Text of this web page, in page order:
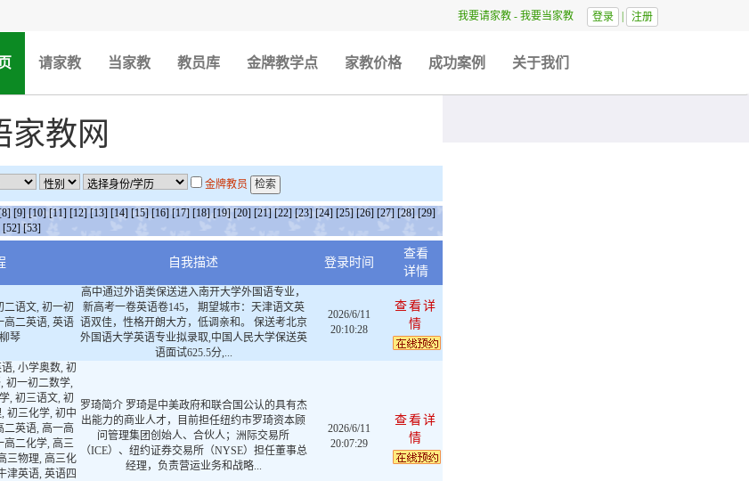
我要请家教 - 我要当家教 登录 | 注册
(current)
请家教 当家教 教员库 金牌教学点 家教价格 成功案例 关于我们
家教网
金牌教员
[8] [9] [10] [11] [12] [13] [14] [15] [16] [17] [18] [19] [20] [21] [22] [23] [24] [25] [26] [27] [28] [29]
[52] [53]
自我描述 登录时间
查看
详情
二语文, 初一初
高二英语, 英语
琴
高中通过外语类保送进入南开大学外国语专业，
新高考一卷英语卷145， 期望城市：天津语文英
语双佳，性格开朗大方，低调亲和。 保送考北京
外国语大学英语专业拟录取,中国人民大学保送英
语面试625.5分,...
2026/6/11
20:10:28
查看详
情
, 小学奥数, 初
初一初二数学,
, 初三语文, 初
初三化学, 初中
二英语, 高一高
高二化学, 高三
三物理, 高三化
津英语, 英语四
罗琦简介 罗琦是中美政府和联合国公认的具有杰
出能力的商业人才，目前担任纽约市罗琦资本顾
问管理集团创始人、合伙人；洲际交易所
（ICE）、纽约证券交易所（NYSE）担任董事总
经理，负责营运业务和战略...
2026/6/11
20:07:29
查看详
情